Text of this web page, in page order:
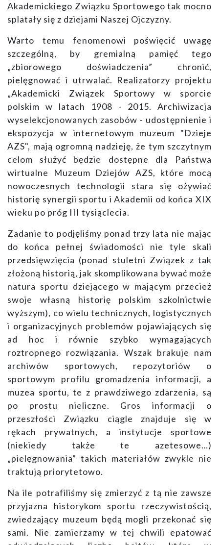
Akademickiego Związku Sportowego tak mocno
splatały się z dziejami Naszej Ojczyzny.
Warto temu fenomenowi poświęcić uwagę
szczególną, by gremialną pamięć tego
„zbiorowego doświadczenia” chronić,
pielęgnować i utrwalać. Realizatorzy projektu
„Akademicki Związek Sportowy w sporcie
polskim w latach 1908 - 2015. Archiwizacja
wyselekcjonowanych zasobów - udostępnienie i
ekspozycja w internetowym muzeum "Dzieje
AZS", mają ogromną nadzieję, że tym szczytnym
celom służyć będzie dostępne dla Państwa
wirtualne Muzeum Dziejów AZS, które mocą
nowoczesnych technologii stara się ożywiać
historię synergii sportu i Akademii od końca XIX
wieku po próg III tysiąclecia.
Zadanie to podjęliśmy ponad trzy lata nie mając
do końca pełnej świadomości nie tyle skali
przedsięwzięcia (ponad stuletni Związek z tak
złożoną historią, jak skomplikowana bywać może
natura sportu dziejącego w mającym przecież
swoje własną historię polskim szkolnictwie
wyższym), co wielu technicznych, logistycznych
i organizacyjnych problemów pojawiających się
ad hoc i równie szybko wymagających
roztropnego rozwiązania. Wszak brakuje nam
archiwów sportowych, repozytoriów o
sportowym profilu gromadzenia informacji, a
muzea sportu, te z prawdziwego zdarzenia, są
po prostu nieliczne. Gros informacji o
przeszłości Związku ciągle znajduje się w
rękach prywatnych, a instytucje sportowe
(niekiedy także te azetesowe…)
„pielęgnowania” takich materiałów zwykle nie
traktują priorytetowo.
Na ile potrafiliśmy się zmierzyć z tą nie zawsze
przyjazna historykom sportu rzeczywistością,
zwiedzający muzeum będą mogli przekonać się
sami. Nie zamierzamy w tej chwili epatować